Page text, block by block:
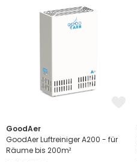
GoodAer
GoodAer Luftreiniger A200 - für
Räume bis 200m²